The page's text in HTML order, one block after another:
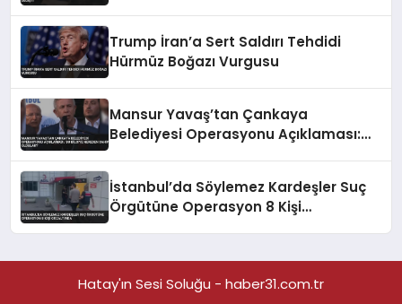
Trump İran’a Sert Saldırı Tehdidi
Hürmüz Boğazı Vurgusu
Mansur Yavaş’tan Çankaya
Belediyesi Operasyonu Açıklaması:
İstanbul’da Söylemez Kardeşler Suç
Örgütüne Operasyon 8 Kişi
Hatay'ın Sesi Soluğu - haber31.com.tr